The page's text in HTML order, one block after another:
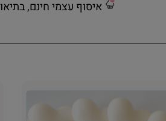
איסוף עצמי חינם,